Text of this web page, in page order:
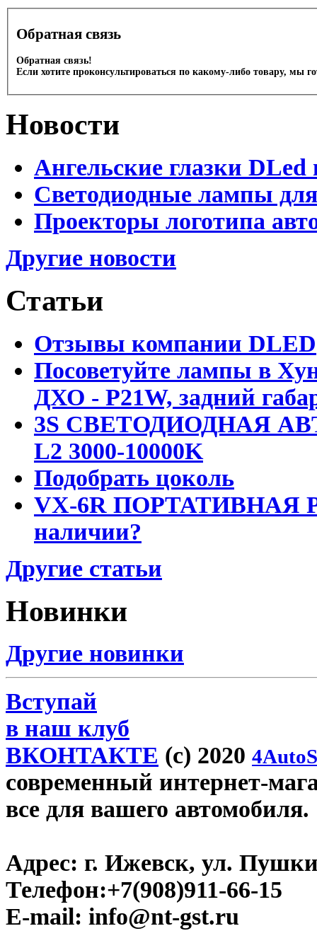
Обратная связь
Обратная связь!
Если хотите проконсультироваться по какому-либо товару, мы
Новости
Ангельские глазки DLed
Светодиодные лампы
Проекторы логотипа
Другие новости
Статьи
Отзывы компании DLED
Посоветуйте лампы в
ДХО - P21W, задний
3S СВЕТОДИОДНАЯ
L2 3000-10000K
Подобрать цоколь
VX-6R ПОРТАТИВНАЯ
наличии?
Другие статьи
Новинки
Другие новинки
Вступай
в наш клуб
ВКОНТАКТЕ (c) 2020
современный интернет-
все для вашего автомобиля.
Адрес: г. Ижевск, ул.
Телефон:+7(908)911-66-15
E-mail: info@nt-gst.ru